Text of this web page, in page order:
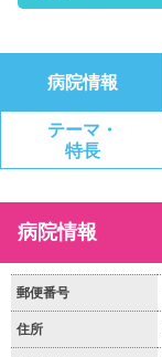
病院情報
テーマ・
特長
病院情報
郵便番号
住所